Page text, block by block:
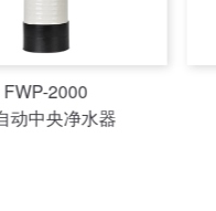
FP-1
前置过滤器